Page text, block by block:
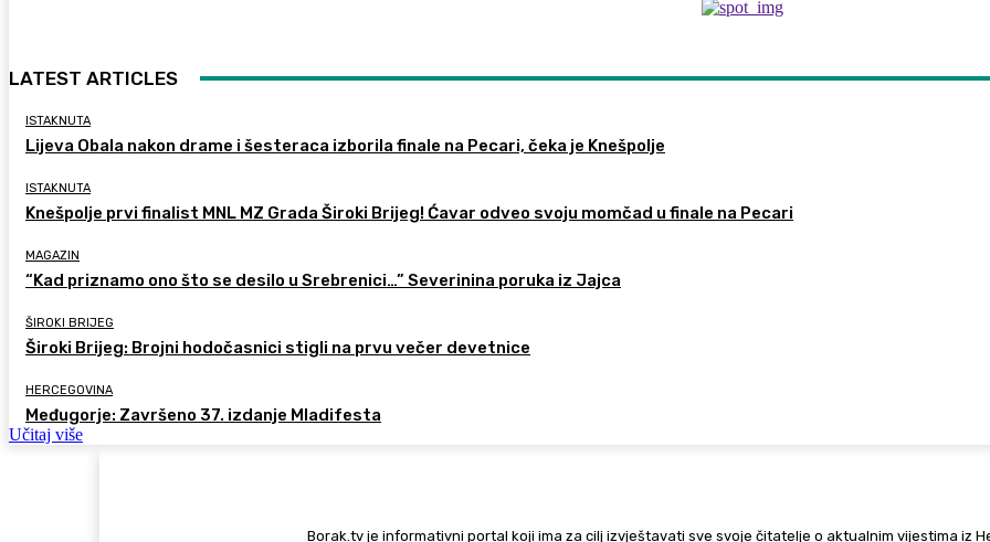
LATEST ARTICLES
ISTAKNUTA
Lijeva Obala nakon drame i šesteraca izborila finale na Pecari, čeka je Knešpolje
ISTAKNUTA
Knešpolje prvi finalist MNL MZ Grada Široki Brijeg! Ćavar odveo svoju momčad u finale na Pecari
MAGAZIN
“Kad priznamo ono što se desilo u Srebrenici…” Severinina poruka iz Jajca
ŠIROKI BRIJEG
Široki Brijeg: Brojni hodočasnici stigli na prvu večer devetnice
HERCEGOVINA
Međugorje: Završeno 37. izdanje Mladifesta
Učitaj više
Borak.tv je informativni portal koji ima za cilj izvještavati sve svoje čitatelje o aktualnim vijestima iz